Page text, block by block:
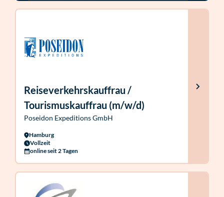
Reiseverkehrskauffrau /
Tourismuskauffrau (m/w/d)
Poseidon Expeditions GmbH
Hamburg
Vollzeit
online seit 2 Tagen